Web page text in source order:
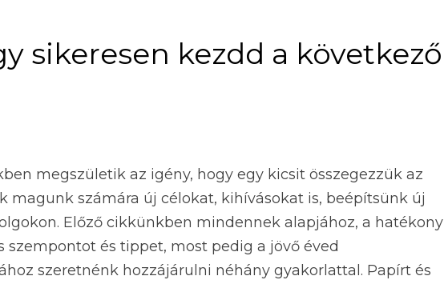
sikeresen kezdd a következő
megszületik az igény, hogy egy kicsit összegezzük az
számára új célokat, kihívásokat is, beépítsünk új
Előző cikkünkben mindennek alapjához, a hatékony
és tippet, most pedig a jövő éved
szeretnénk hozzájárulni néhány gyakorlattal. Papírt és